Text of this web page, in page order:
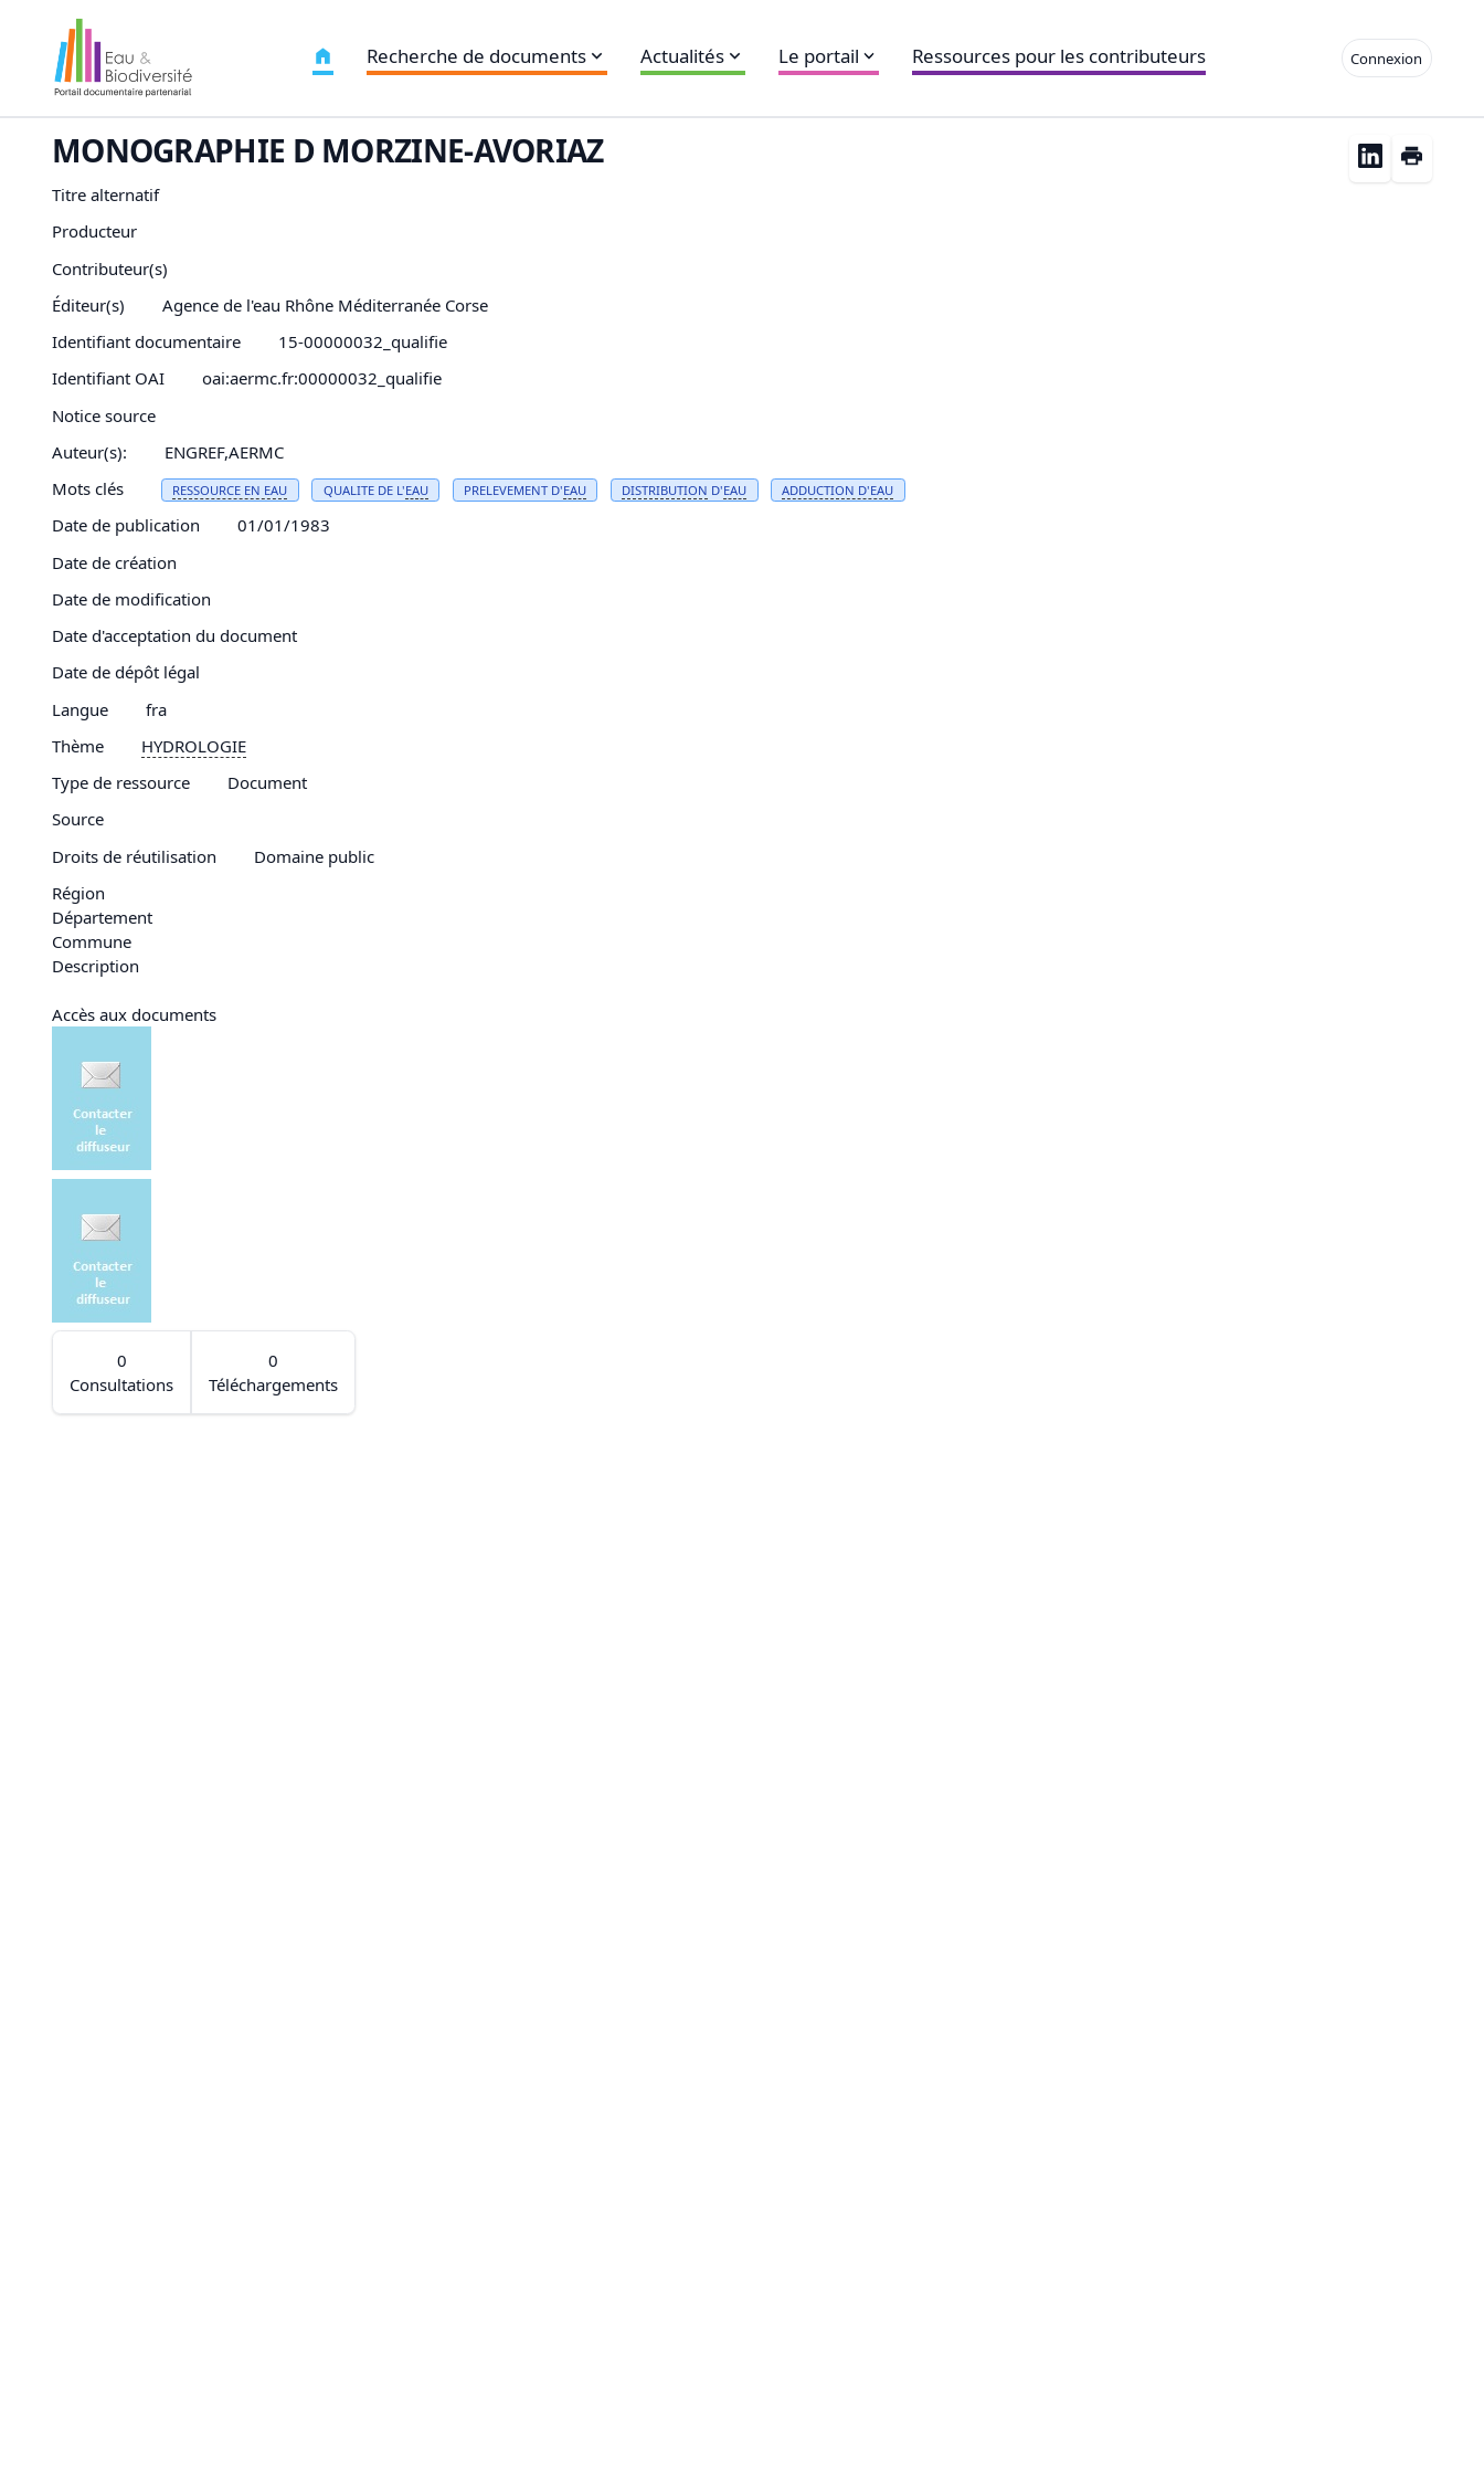
Connexion
Recherche de documents Actualités Le portail Ressources pour les contributeurs
MONOGRAPHIE D MORZINE-AVORIAZ
Titre alternatif
Producteur
Contributeur(s)
Éditeur(s)
Agence de l'eau Rhône Méditerranée Corse
Identifiant documentaire
15-00000032_qualifie
Identifiant OAI
oai:aermc.fr:00000032_qualifie
Notice source
Auteur(s):
ENGREF,AERMC
Mots clés
RESSOURCE EN EAU QUALITE DE L'EAU PRELEVEMENT D'EAU DISTRIBUTION D'EAU ADDUCTION D'EAU
Date de publication
01/01/1983
Date de création
Date de modification
Date d'acceptation du document
Date de dépôt légal
Langue
fra
Thème
HYDROLOGIE
Type de ressource
Document
Source
Droits de réutilisation
Domaine public
Région
Département
Commune
Description
Accès aux documents
0
Consultations
0
Téléchargements